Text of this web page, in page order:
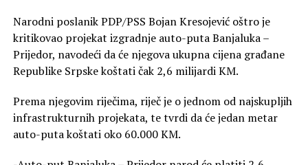
Narodni poslanik PDP/PSS Bojan Kresojević oštro je
kritikovao projekat izgradnje auto-puta Banjaluka –
Prijedor, navodeći da će njegova ukupna cijena građane
Republike Srpske koštati čak 2,6 milijardi KM.
Prema njegovim riječima, riječ je o jednom od najskupljih
infrastrukturnih projekata, te tvrdi da će jedan metar
auto-puta koštati oko 60.000 KM.